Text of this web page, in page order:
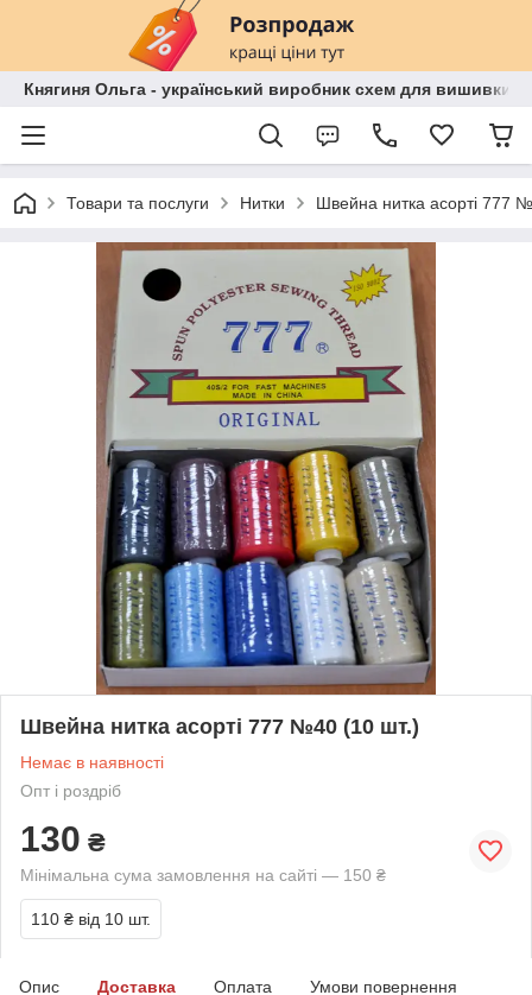
Княгиня Ольга - український виробник схем для вишивки
Товари та послуги Нитки Швейна нитка асорті 777
Швейна нитка асорті 777 №40 (10 шт.)
Немає в наявності
Опт і роздріб
130 ₴
Мінімальна сума замовлення на сайті — 150 ₴
110 ₴ від 10 шт.
Опис Доставка Оплата Умови повернення